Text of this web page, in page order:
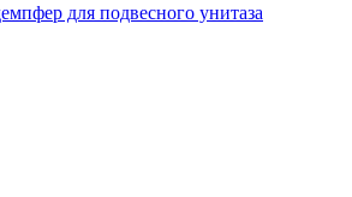
для подвесного унитаза